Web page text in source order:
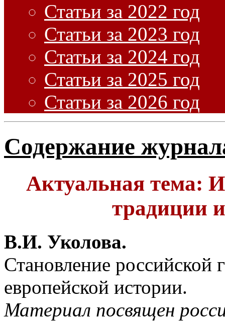
Статьи за 2022 год
Статьи за 2023 год
Статьи за 2024 год
Статьи за 2025 год
Статьи за 2026 год
Содержание
Актуальная тема:
традиции
В.И. Уколова.
Становление российской
европейской истории.
Материал посвящен